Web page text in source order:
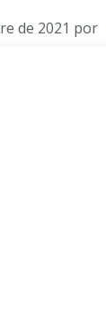
de 2021 por